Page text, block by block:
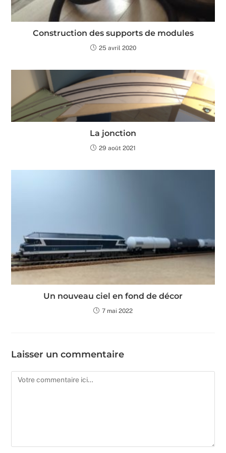
Construction des supports de modules
25 avril 2020
La jonction
29 août 2021
Un nouveau ciel en fond de décor
7 mai 2022
Laisser un commentaire
Comment